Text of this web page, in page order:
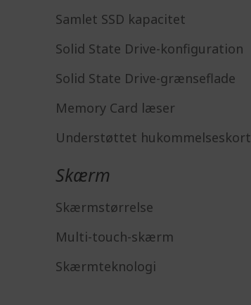
Samlet SSD kapacitet
Solid State Drive-konfiguration
Solid State Drive-grænseflade
Memory Card læser
Understøttet hukommelseskort
Skærm
Skærmstørrelse
Multi-touch-skærm
Skærmteknologi